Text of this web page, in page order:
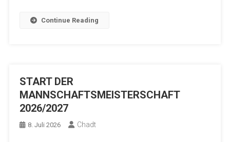
Continue Reading
START DER
MANNSCHAFTSMEISTERSCHAFT
2026/2027
8. Juli 2026 Chadt